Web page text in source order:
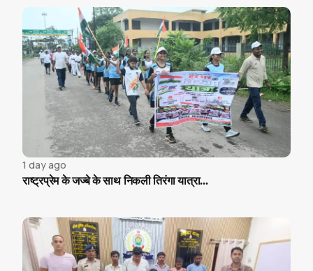
1 day ago
राष्ट्रप्रेम के जज्बे के साथ निकली तिरंगा यात्रा...